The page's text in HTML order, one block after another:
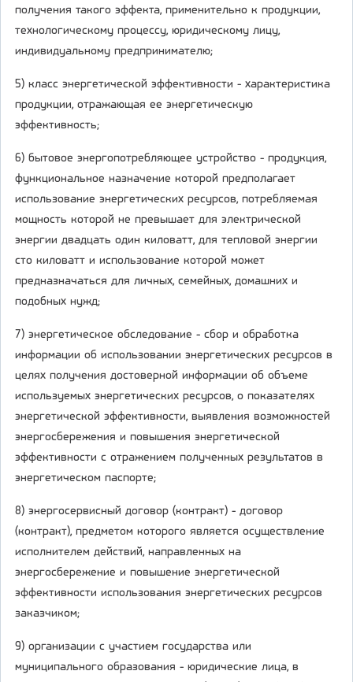
получения такого эффекта, применительно к продукции,
технологическому процессу, юридическому лицу,
индивидуальному предпринимателю;
5) класс энергетической эффективности - характеристика
продукции, отражающая ее энергетическую
эффективность;
6) бытовое энергопотребляющее устройство - продукция,
функциональное назначение которой предполагает
использование энергетических ресурсов, потребляемая
мощность которой не превышает для электрической
энергии двадцать один киловатт, для тепловой энергии
сто киловатт и использование которой может
предназначаться для личных, семейных, домашних и
подобных нужд;
7) энергетическое обследование - сбор и обработка
информации об использовании энергетических ресурсов в
целях получения достоверной информации об объеме
используемых энергетических ресурсов, о показателях
энергетической эффективности, выявления возможностей
энергосбережения и повышения энергетической
эффективности с отражением полученных результатов в
энергетическом паспорте;
8) энергосервисный договор (контракт) - договор
(контракт), предметом которого является осуществление
исполнителем действий, направленных на
энергосбережение и повышение энергетической
эффективности использования энергетических ресурсов
заказчиком;
9) организации с участием государства или
муниципального образования - юридические лица, в